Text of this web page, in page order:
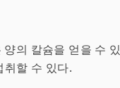
의 칼슘을 얻을 수 있
할 수 있다.